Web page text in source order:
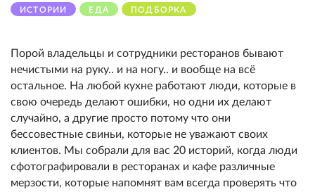
ИСТОРИИ ЕДА ПОДБОРКА
Порой владельцы и сотрудники ресторанов бывают
нечистыми на руку.. и на ногу.. и вообще на всё
остальное. На любой кухне работают люди, которые в
свою очередь делают ошибки, но одни их делают
случайно, а другие просто потому что они
бессовестные свиньи, которые не уважают своих
клиентов. Мы собрали для вас 20 историй, когда люди
сфотографировали в ресторанах и кафе различные
мерзости, которые напомнят вам всегда проверять что